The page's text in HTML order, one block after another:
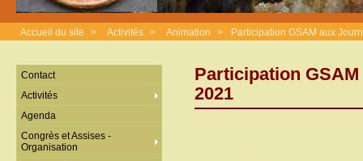
Accueil du site > Activités > Animation > Participation GSAM aux
Participation
2021
Contact
Activités
Agenda
Congrès et Assises -
Organisation